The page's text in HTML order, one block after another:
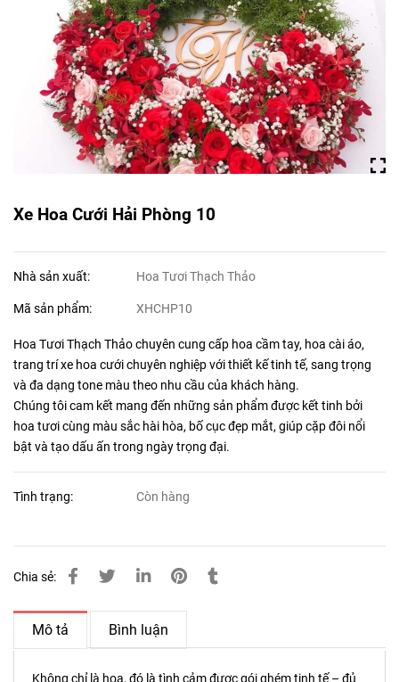
Xe Hoa Cưới Hải Phòng 10
Nhà sản xuất: Hoa Tươi Thạch Thảo
Mã sản phẩm: XHCHP10
Hoa Tươi Thạch Thảo chuyên cung cấp hoa cầm tay, hoa cài áo,
trang trí xe hoa cưới chuyên nghiệp với thiết kế tinh tế, sang trọng
và đa dạng tone màu theo nhu cầu của khách hàng.
Chúng tôi cam kết mang đến những sản phẩm được kết tinh bởi
hoa tươi cùng màu sắc hài hòa, bố cục đẹp mắt, giúp cặp đôi nổi
bật và tạo dấu ấn trong ngày trọng đại.
Tình trạng: Còn hàng
Chia sẻ:
Mô tả Bình luận
Không chỉ là hoa, đó là tình cảm được gói ghém tinh tế – đủ